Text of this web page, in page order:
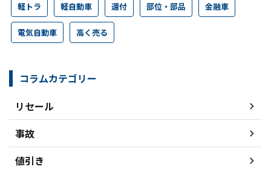
軽トラ 軽自動車 還付 部位・部品 金融車
電気自動車 高く売る
コラムカテゴリー
リセール
事故
値引き